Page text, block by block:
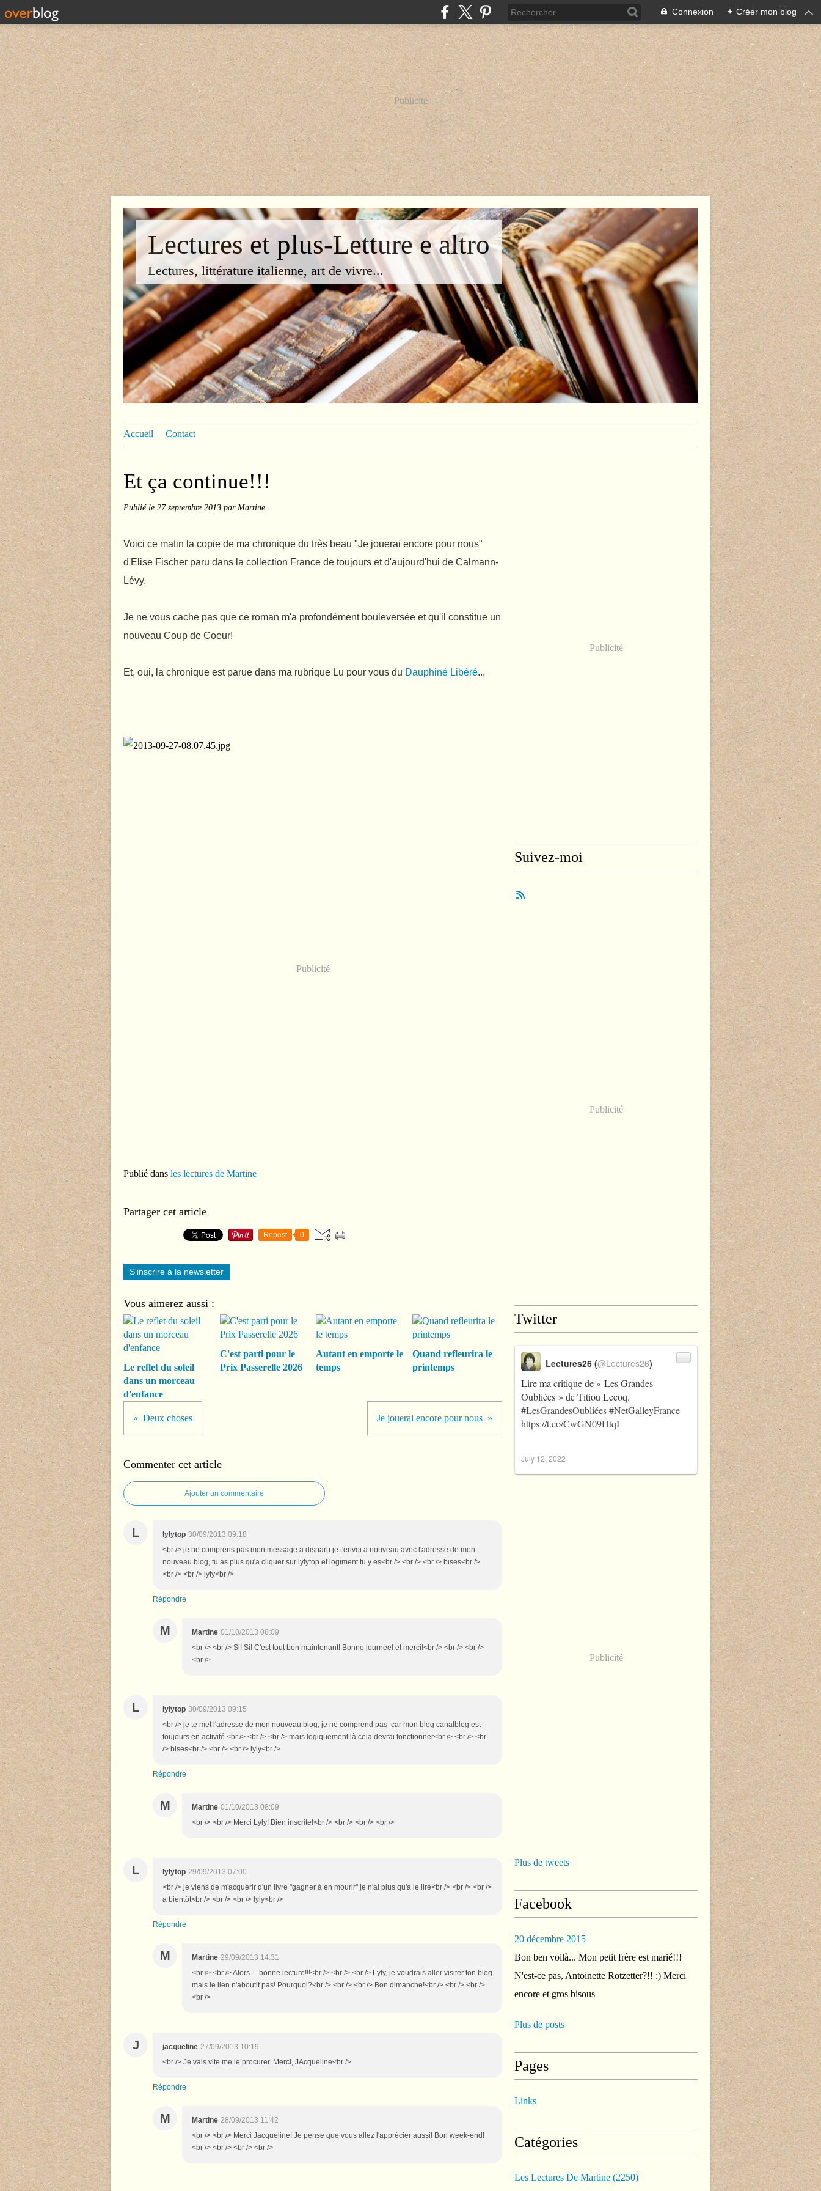
Connexion + Créer mon blog
Publicité
Lectures et plus-Letture e altro
Lectures, littérature italienne, art de vivre...
Accueil Contact
Et ça continue!!!
Publié le 27 septembre 2013 par Martine
Voici ce matin la copie de ma chronique du très beau "Je jouerai encore pour nous"
d'Elise Fischer paru dans la collection France de toujours et d'aujourd'hui de Calmann-
Lévy.
Je ne vous cache pas que ce roman m'a profondément bouleversée et qu'il constitue un
nouveau Coup de Coeur!
Et, oui, la chronique est parue dans ma rubrique Lu pour vous du Dauphiné Libéré...
Publicité
Publié dans les lectures de Martine
Partager cet article
Repost 0
S'inscrire à la newsletter
Vous aimerez aussi :
Le reflet du soleil
dans un morceau
d'enfance
C'est parti pour le
Prix Passerelle 2026
Autant en emporte le
temps
Quand refleurira le
printemps
Deux choses Je jouerai encore pour nous
Commenter cet article
Ajouter un commentaire
L lylytop 30/09/2013 09:18
<br /> je ne comprens pas mon message a disparu je t'envoi a nouveau avec l'adresse de mon
nouveau blog, tu as plus qu'a cliquer sur lylytop et logiment tu y es<br /> <br /> <br /> bises<br />
<br /> <br /> lyly<br />
Répondre
M Martine 01/10/2013 08:09
<br /> <br /> Si! Si! C'est tout bon maintenant! Bonne journée! et merci!<br /> <br /> <br />
<br />
L lylytop 30/09/2013 09:15
<br /> je te met l'adresse de mon nouveau blog, je ne comprend pas car mon blog canalblog est
toujours en activité <br /> <br /> <br /> mais logiquement là cela devrai fonctionner<br /> <br /> <br
/> bises<br /> <br /> <br /> lyly<br />
Répondre
M Martine 01/10/2013 08:09
<br /> <br /> Merci Lyly! Bien inscrite!<br /> <br /> <br /> <br />
L lylytop 29/09/2013 07:00
<br /> je viens de m'acquérir d'un livre "gagner à en mourir" je n'ai plus qu'a le lire<br /> <br /> <br />
a bientôt<br /> <br /> <br /> lyly<br />
Répondre
M Martine 29/09/2013 14:31
<br /> <br /> Alors ... bonne lecture!!!<br /> <br /> <br /> Lyly, je voudrais aller visiter ton blog
mais le lien n'aboutit pas! Pourquoi?<br /> <br /> <br /> Bon dimanche!<br /> <br /> <br />
<br />
J jacqueline 27/09/2013 10:19
<br /> Je vais vite me le procurer. Merci, JAcqueline<br />
Répondre
M Martine 28/09/2013 11:42
<br /> <br /> Merci Jacqueline! Je pense que vous allez l'apprécier aussi! Bon week-end!
<br /> <br /> <br /> <br />
Publicité
Suivez-moi
Publicité
Twitter
Lire ma critique de « Les Grandes
Oubliées » de Titiou Lecoq.
#LesGrandesOubliées#NetGalleyFrance
https://t.co/CwGN09HtqI
Lectures26 (@Lectures26)
July 12, 2022
Publicité
Plus de tweets
Facebook
20 décembre 2015
Bon ben voilà... Mon petit frère est marié!!!
N'est-ce pas, Antoinette Rotzetter?!! :) Merci
encore et gros bisous
Plus de posts
Pages
Links
Catégories
Les Lectures De Martine (2250)